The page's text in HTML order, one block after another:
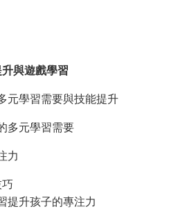
與遊戲學習
元學習需要與技能提升
多元學習需要
力
提升孩子的專注力